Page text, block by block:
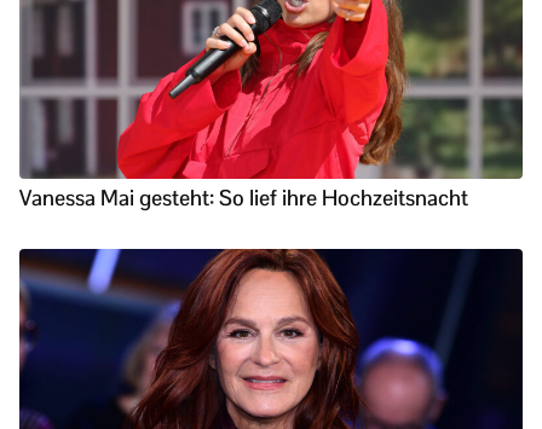
Vanessa Mai gesteht: So lief ihre Hochzeitsnacht